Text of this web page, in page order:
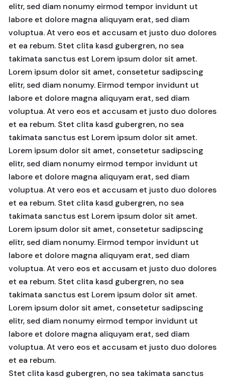
elitr, sed diam nonumy eirmod tempor invidunt ut
labore et dolore magna aliquyam erat, sed diam
voluptua. At vero eos et accusam et justo duo dolores
et ea rebum. Stet clita kasd gubergren, no sea
takimata sanctus est Lorem ipsum dolor sit amet.
Lorem ipsum dolor sit amet, consetetur sadipscing
elitr, sed diam nonumy. Eirmod tempor invidunt ut
labore et dolore magna aliquyam erat, sed diam
voluptua. At vero eos et accusam et justo duo dolores
et ea rebum. Stet clita kasd gubergren, no sea
takimata sanctus est Lorem ipsum dolor sit amet.
Lorem ipsum dolor sit amet, consetetur sadipscing
elitr, sed diam nonumy eirmod tempor invidunt ut
labore et dolore magna aliquyam erat, sed diam
voluptua. At vero eos et accusam et justo duo dolores
et ea rebum. Stet clita kasd gubergren, no sea
takimata sanctus est Lorem ipsum dolor sit amet.
Lorem ipsum dolor sit amet, consetetur sadipscing
elitr, sed diam nonumy. Eirmod tempor invidunt ut
labore et dolore magna aliquyam erat, sed diam
voluptua. At vero eos et accusam et justo duo dolores
et ea rebum. Stet clita kasd gubergren, no sea
takimata sanctus est Lorem ipsum dolor sit amet.
Lorem ipsum dolor sit amet, consetetur sadipscing
elitr, sed diam nonumy eirmod tempor invidunt ut
labore et dolore magna aliquyam erat, sed diam
voluptua. At vero eos et accusam et justo duo dolores
et ea rebum.
Stet clita kasd gubergren, no sea takimata sanctus